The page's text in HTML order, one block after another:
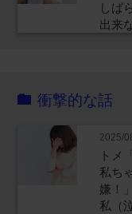
しば
出来
衝撃的な話
2025/
トメ
私ち
嫌！
私（